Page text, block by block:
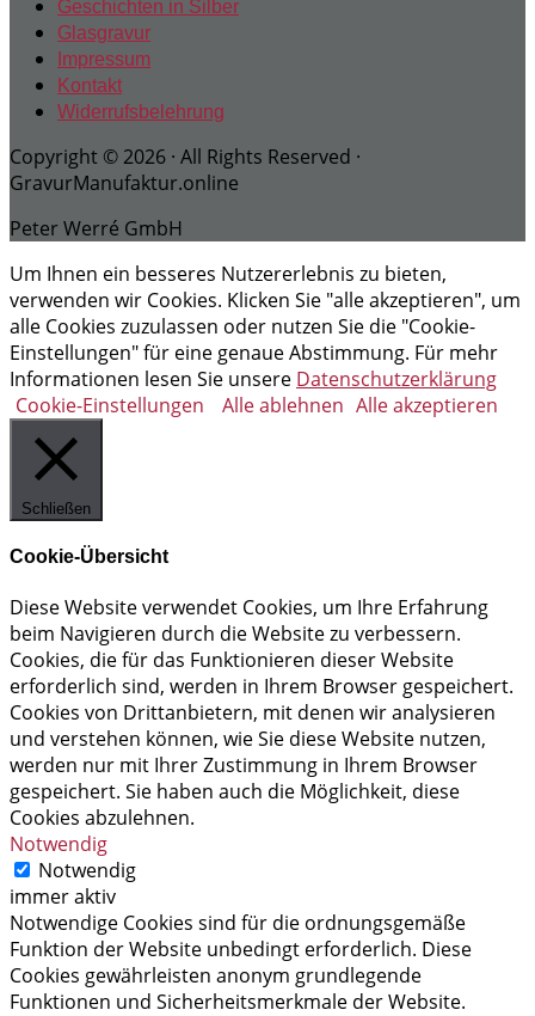
Geschichten in Silber
Glasgravur
Impressum
Kontakt
Widerrufsbelehrung
Copyright © 2026 · All Rights Reserved ·
GravurManufaktur.online
Peter Werré GmbH
Um Ihnen ein besseres Nutzererlebnis zu bieten,
verwenden wir Cookies. Klicken Sie "alle akzeptieren", um
alle Cookies zuzulassen oder nutzen Sie die "Cookie-
Einstellungen" für eine genaue Abstimmung. Für mehr
Informationen lesen Sie unsere Datenschutzerklärung
Cookie-Einstellungen
Alle ablehnen Alle akzeptieren
Schließen
Cookie-Übersicht
Diese Website verwendet Cookies, um Ihre Erfahrung
beim Navigieren durch die Website zu verbessern.
Cookies, die für das Funktionieren dieser Website
erforderlich sind, werden in Ihrem Browser gespeichert.
Cookies von Drittanbietern, mit denen wir analysieren
und verstehen können, wie Sie diese Website nutzen,
werden nur mit Ihrer Zustimmung in Ihrem Browser
gespeichert. Sie haben auch die Möglichkeit, diese
Cookies abzulehnen.
Notwendig
Notwendig
immer aktiv
Notwendige Cookies sind für die ordnungsgemäße
Funktion der Website unbedingt erforderlich. Diese
Cookies gewährleisten anonym grundlegende
Funktionen und Sicherheitsmerkmale der Website.